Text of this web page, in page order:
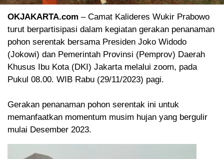
OKJAKARTA.com – Camat Kalideres Wukir Prabowo
turut berpartisipasi dalam kegiatan gerakan penanaman
pohon serentak bersama Presiden Joko Widodo
(Jokowi) dan Pemerintah Provinsi (Pemprov) Daerah
Khusus Ibu Kota (DKI) Jakarta melalui zoom, pada
Pukul 08.00. WIB Rabu (29/11/2023) pagi.
Gerakan penanaman pohon serentak ini untuk
memanfaatkan momentum musim hujan yang bergulir
mulai Desember 2023.